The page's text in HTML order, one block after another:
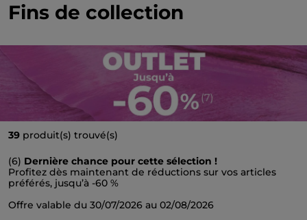
Fins de collection
39 produit(s) trouvé(s)
(6) Dernière chance pour cette sélection !
Profitez dès maintenant de réductions sur vos articles
préférés, jusqu’à -60 %
Offre valable du 30/07/2026 au 02/08/2026